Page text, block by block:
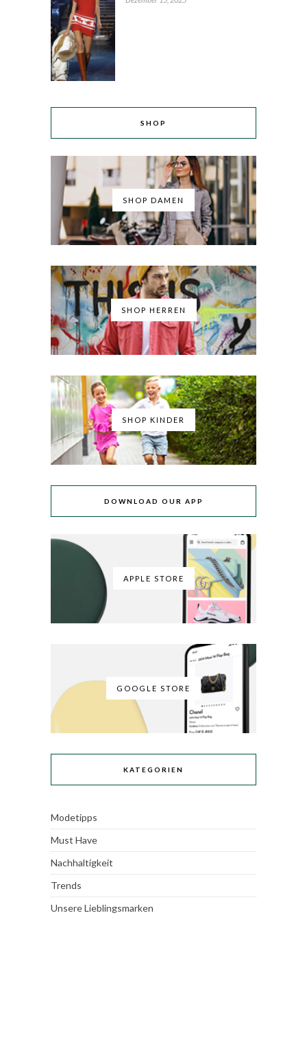
SHOP
SHOP DAMEN
SHOP HERREN
SHOP KINDER
DOWNLOAD OUR APP
APPLE STORE
GOOGLE STORE
KATEGORIEN
Modetipps
Must Have
Nachhaltigkeit
Trends
Unsere Lieblingsmarken